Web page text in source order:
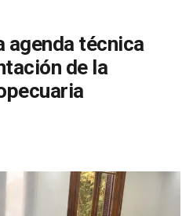
agenda técnica
de la